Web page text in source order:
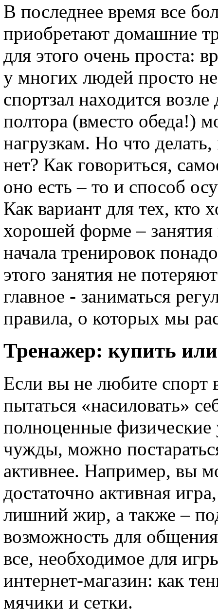
В последнее время все
приобретают домашние
для этого очень проста:
у многих людей просто
спортзал находится
полтора (вместо обеда!)
нагрузкам. Но что
нет? Как говориться,
оно есть – то и способ
Как вариант для тех, кто
хорошей форме –
начала тренировок
этого занятия не
главное - заниматься
правила, о которых мы
Тренажер: купить
Если вы не любите спорт
пытаться «насиловать»
полноценные
чужды, можно
активнее. Например, вы
достаточно активная
лишний жир, а также –
возможность для
все, необходимое для
интернет-магазин: как
мячики и сетки.